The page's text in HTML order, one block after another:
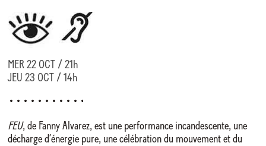
MER 22 OCT / 21h
JEU 23 OCT / 14h
FEU, de Fanny Alvarez, est une performance incandescente, une
décharge d’énergie pure, une célébration du mouvement et du